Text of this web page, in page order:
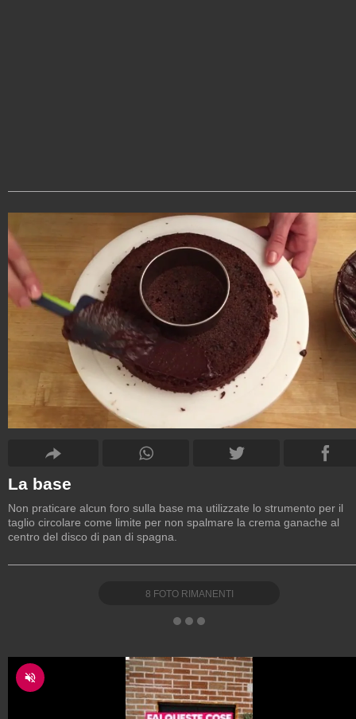
La base
Non praticare alcun foro sulla base ma utilizzate lo strumento per il
taglio circolare come limite per non spalmare la crema ganache al
centro del disco di pan di spagna.
8 FOTO RIMANENTI